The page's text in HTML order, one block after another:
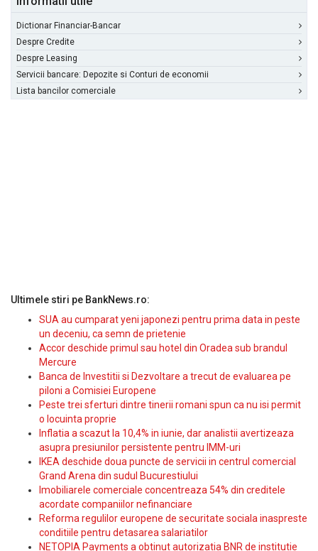
Dictionar Financiar-Bancar
Despre Credite
Despre Leasing
Servicii bancare: Depozite si Conturi de economii
Lista bancilor comerciale
Ultimele stiri pe BankNews.ro:
SUA au cumparat yeni japonezi pentru prima data in peste
un deceniu, ca semn de prietenie
Accor deschide primul sau hotel din Oradea sub brandul
Mercure
Banca de Investitii si Dezvoltare a trecut de evaluarea pe
piloni a Comisiei Europene
Peste trei sferturi dintre tinerii romani spun ca nu isi permit
o locuinta proprie
Inflatia a scazut la 10,4% in iunie, dar analistii avertizeaza
asupra presiunilor persistente pentru IMM-uri
IKEA deschide doua puncte de servicii in centrul comercial
Grand Arena din sudul Bucurestiului
Imobiliarele comerciale concentreaza 54% din creditele
acordate companiilor nefinanciare
Reforma regulilor europene de securitate sociala inaspreste
conditiile pentru detasarea salariatilor
NETOPIA Payments a obtinut autorizatia BNR de institutie